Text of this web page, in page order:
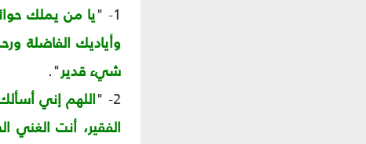
1- "
يا من يملك
وأياديك الفاضلة
شيء قدير".
2- "
اللهم إني
الفقير، أنت